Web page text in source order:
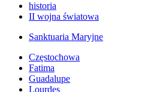
historia
II wojna światowa
Sanktuaria Maryjne
Częstochowa
Fatima
Guadalupe
Lourdes